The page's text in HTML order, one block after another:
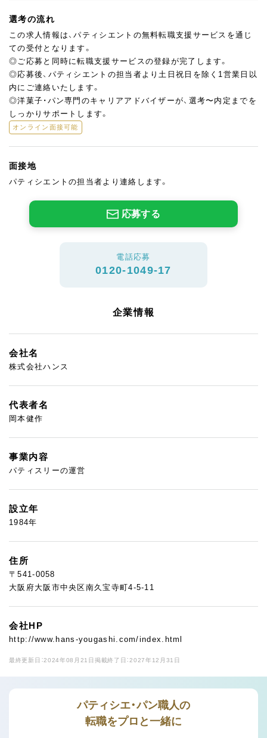
選考の流れ
この求人情報は、パティシエントの無料転職支援サービスを通じ
ての受付となります。
◎ご応募と同時に転職支援サービスの登録が完了します。
◎応募後、パティシエントの担当者より土日祝日を除く1営業日以
内にご連絡いたします。
◎洋菓子・パン専門のキャリアアドバイザーが、選考〜内定までを
しっかりサポートします。
オンライン面接可能
面接地
パティシエントの担当者より連絡します。
応募する
電話応募
0120-1049-17
企業情報
会社名
株式会社ハンス
代表者名
岡本健作
事業内容
パティスリーの運営
設立年
1984年
住所
〒541-0058
大阪府大阪市中央区南久宝寺町4-5-11
会社HP
http://www.hans-yougashi.com/index.html
最終更新日：2024年08月21日 掲載終了日：2027年12月31日
パティシエ・パン職人の
転職をプロと一緒に